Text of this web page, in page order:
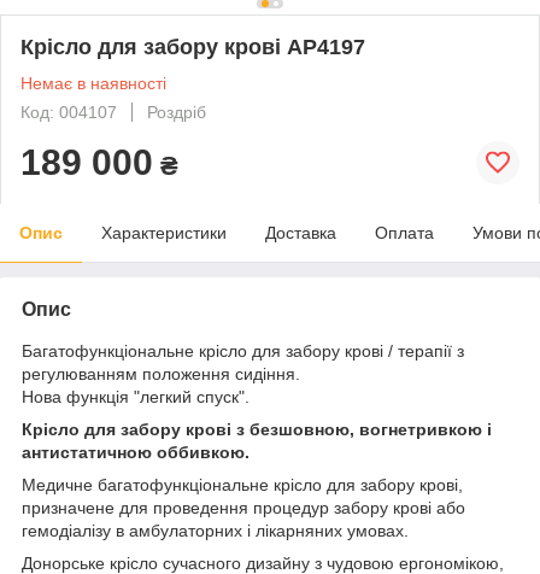
Крісло для забору крові AP4197
Немає в наявності
Код: 004107
Роздріб
189 000 ₴
Опис Характеристики Доставка Оплата Умови
Опис
Багатофункціональне крісло для забору крові / терапії з
регулюванням положення сидіння.
Нова функція "легкий спуск".
Крісло для забору крові з безшовною, вогнетривкою і
антистатичною оббивкою.
Медичне багатофункціональне крісло для забору крові,
призначене для проведення процедур забору крові або
гемодіалізу в амбулаторних і лікарняних умовах.
Донорське крісло сучасного дизайну з чудовою ергономікою,